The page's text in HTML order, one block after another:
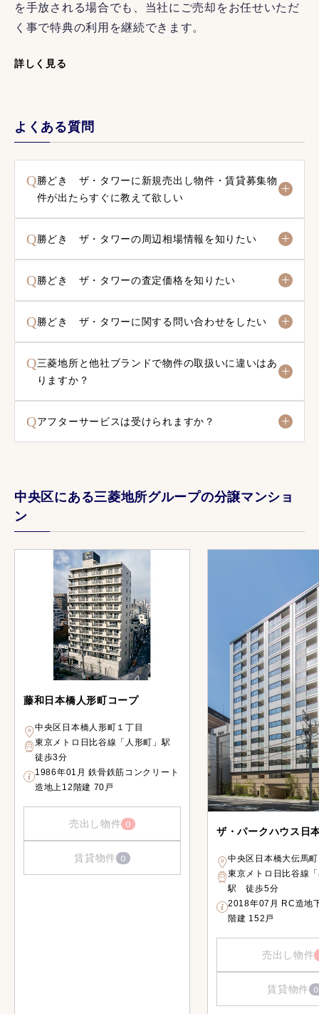
を手放される場合でも、当社にご売却をお任せいただ
く事で特典の利用を継続できます。
詳しく見る
よくある質問
Q勝どき ザ・タワーに新規売出し物件・賃貸募集物
件が出たらすぐに教えて欲しい
Q勝どき ザ・タワーの周辺相場情報を知りたい
Q勝どき ザ・タワーの査定価格を知りたい
Q勝どき ザ・タワーに関する問い合わせをしたい
Q三菱地所と他社ブランドで物件の取扱いに違いはあ
りますか？
Qアフターサービスは受けられますか？
中央区にある三菱地所グループの分譲マンショ
ン
藤和日本橋人形町コープ
中央区日本橋人形町１丁目
東京メトロ日比谷線「人形町」駅
徒歩3分
1986年01月 鉄骨鉄筋コンクリート
造地上12階建 70戸
売出し物件 0
賃貸物件 0
ザ・パークハウス日
中央区日本橋大伝馬町
東京メトロ日比谷線
駅 徒歩5分
2018年07月 RC造地
階建 152戸
売出し物件
賃貸物件 0